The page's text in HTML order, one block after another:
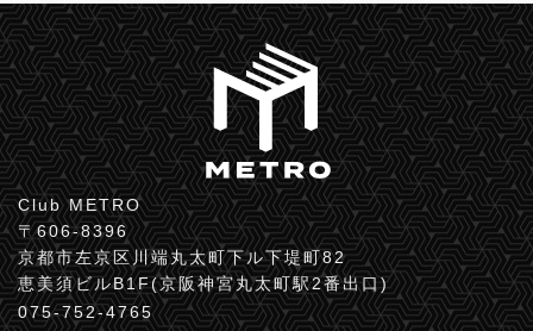
Club METRO
〒606-8396
京都市左京区川端丸太町下ル下堤町82
恵美須ビルB1F(京阪神宮丸太町駅2番出口)
075-752-4765